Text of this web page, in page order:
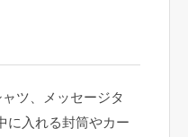
ツ、メッセージタ
に入れる封筒やカー